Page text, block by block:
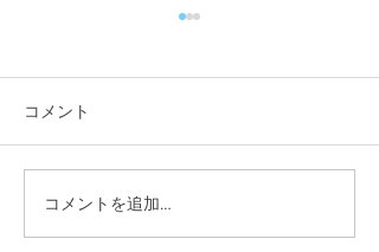
「佐藤純を囲む座談会･稲
葉会館、袋津会館」を開
コメント
コメントを追加…